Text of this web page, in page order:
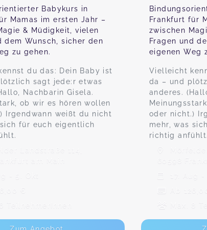
Babykurs in
Mamas im ersten Jahr –
& Müdigkeit, vielen
dem Wunsch, sicher den
zu gehen.
du das: Dein Baby ist
sagt jede:r etwas
Nachbarin Gisela.
ob wir es hören wollen
Irgendwann weißt du nicht
für euch eigentlich
Landstraße 114,
am Main
- 5. Okt
€
TeilnehmerInnen
Frankfurt für
zwischen
Fragen und
eigenen Weg
Vielleicht
da – und
anderes.
oder nicht.)
mehr, was
richtig anfühlt.
60598
17. Aug -
Ab
Max. 8